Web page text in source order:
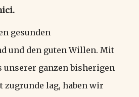
gesunden
und den guten Willen. Mit
unserer ganzen bisherigen
zugrunde lag, haben wir